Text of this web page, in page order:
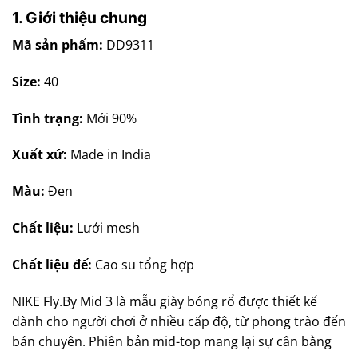
1. Giới thiệu chung
Mã sản phẩm: DD9311
Size: 40
Tình trạng: Mới 90%
Xuất xứ: Made in India
Màu: Đen
Chất liệu: Lưới mesh
Chất liệu đế: Cao su tổng hợp
NIKE Fly.By Mid 3 là mẫu giày bóng rổ được thiết kế
dành cho người chơi ở nhiều cấp độ, từ phong trào đến
bán chuyên. Phiên bản mid-top mang lại sự cân bằng